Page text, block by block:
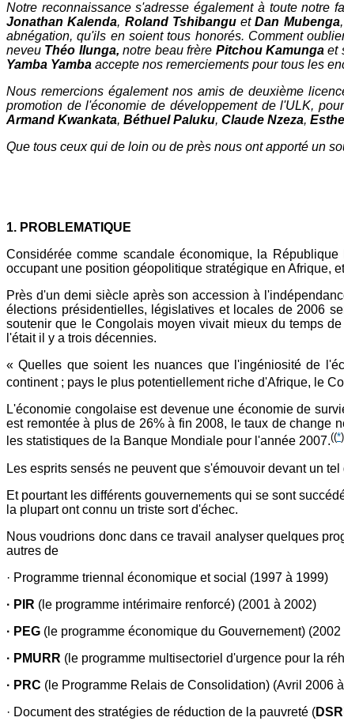
Notre reconnaissance s'adresse également à toute notre
Jonathan Kalenda, Roland TshibanguetDan Mubenga
abnégation, qu'ils en soient tous honorés. Comment
neveu Théo Ilunga, notre beau frère Pitchou Kamungaet
Yamba Yamba accepte nos remerciements pour tous les
Nous remercions également nos amis de deuxième
promotion de l'économie de développement de l'ULK,
Armand Kwankata, Béthuel Paluku, Claude Nzeza,
Que tous ceux qui de loin ou de près nous ont apporté un
1. PROBLEMATIQUE
Considérée comme scandale économique, la
occupant une position géopolitique stratégique en Afrique,
Près d'un demi siècle après son accession à
élections présidentielles, législatives et locales de 2006
soutenir que le Congolais moyen vivait mieux du temps
l'était il y a trois décennies.
« Quelles que soient les nuances que l'ingéniosité de
continent ; pays le plus potentiellement riche d'Afrique, le
L'économie congolaise est devenue une économie de
est remontée à plus de 26% à fin 2008, le taux de change
les statistiques de la Banque Mondiale pour l'année 2007.((*
Les esprits sensés ne peuvent que s'émouvoir devant un
Et pourtant les différents gouvernements qui se sont
la plupart ont connu un triste sort d'échec.
Nous voudrions donc dans ce travail analyser quelques
autres de
· Programme triennal économique et social (1997 à 1999)
· PIR (le programme intérimaire renforcé) (2001 à 2002)
· PEG (le programme économique du Gouvernement) (2002
· PMURR (le programme multisectoriel d'urgence pour la
· PRC (le Programme Relais de Consolidation) (Avril 2006
· Document des stratégies de réduction de la pauvreté (